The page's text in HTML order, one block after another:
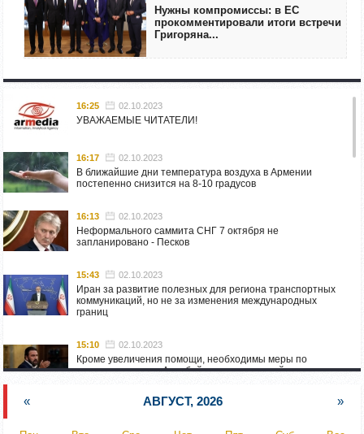
Нужны компромиссы: в ЕС
прокомментировали итоги встречи
Григоряна...
16:25 02.10.2023
УВАЖАЕМЫЕ ЧИТАТЕЛИ!
16:17 02.10.2023
В ближайшие дни температура воздуха в Армении
постепенно снизится на 8-10 градусов
16:13 02.10.2023
Неформального саммита СНГ 7 октября не
запланировано - Песков
15:43 02.10.2023
Иран за развитие полезных для региона транспортных
коммуникаций, но не за изменения международных
границ
15:10 02.10.2023
Кроме увеличения помощи, необходимы меры по
пресечению угроз Азербайджана: испанский депутат
Азербайджан обстреляли автомобиль ВС Армении,
« АВГУСТ, 2026 »